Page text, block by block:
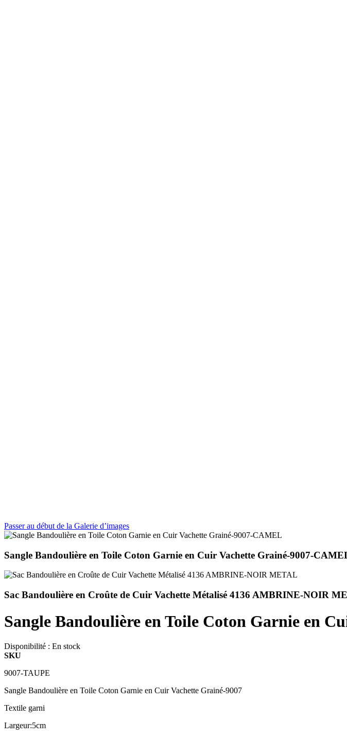
Passer au début de la Galerie d’images
Sangle Bandoulière en Toile Coton Garnie en Cuir Vachette Grainé-9007-
Sac Bandoulière en Croûte de Cuir Vachette Métalisé 4136 AMBRINE-NOIR
Sangle Bandoulière en Toile Coton Garnie en
Disponibilité : En stock
SKU
9007-TAUPE
Sangle Bandoulière en Toile Coton Garnie en Cuir Vachette Grainé-9007
Textile garni
Largeur:5cm